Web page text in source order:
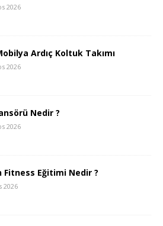
2026
Ardıç Koltuk Takımı
2026
Nedir ?
2026
Fitness Eğitimi Nedir ?
2026